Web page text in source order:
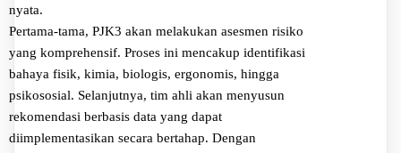
nyata.
Pertama-tama, PJK3 akan melakukan asesmen risiko
yang komprehensif. Proses ini mencakup identifikasi
bahaya fisik, kimia, biologis, ergonomis, hingga
psikososial. Selanjutnya, tim ahli akan menyusun
rekomendasi berbasis data yang dapat
diimplementasikan secara bertahap. Dengan